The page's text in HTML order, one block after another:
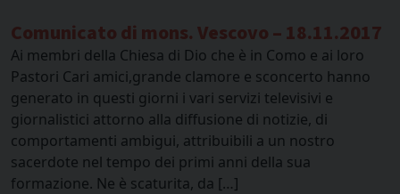
Comunicato di mons. Vescovo – 18.11.2017
Ai membri della Chiesa di Dio che è in Como e ai loro
Pastori Cari amici,grande clamore e sconcerto hanno
generato in questi giorni i vari servizi televisivi e
giornalistici attorno alla diffusione di notizie, di
comportamenti ambigui, attribuibili a un nostro
sacerdote nel tempo dei primi anni della sua
formazione. Ne è scaturita, da […]